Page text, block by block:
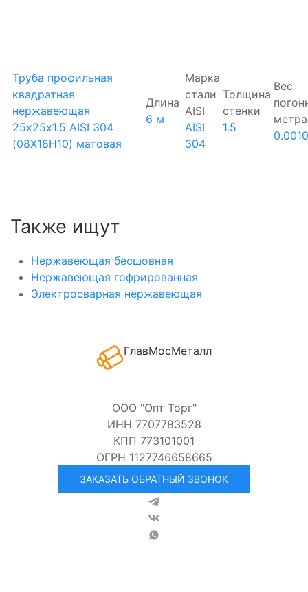
Труба профильная
квадратная
нержавеющая
25х25х1.5 AISI 304
(08Х18Н10) матовая
Длина
6 м
Марка
стали
AISI
AISI
304
Толщина
стенки
1.5
Вес
метра
Также ищут
Нержавеющая бесшовная
Нержавеющая гофрированная
Электросварная нержавеющая
ГлавМосМеталл
ООО "Опт Торг"
ИНН 7707783528
КПП 773101001
ОГРН 1127746658665
ЗАКАЗАТЬ ОБРАТНЫЙ ЗВОНОК